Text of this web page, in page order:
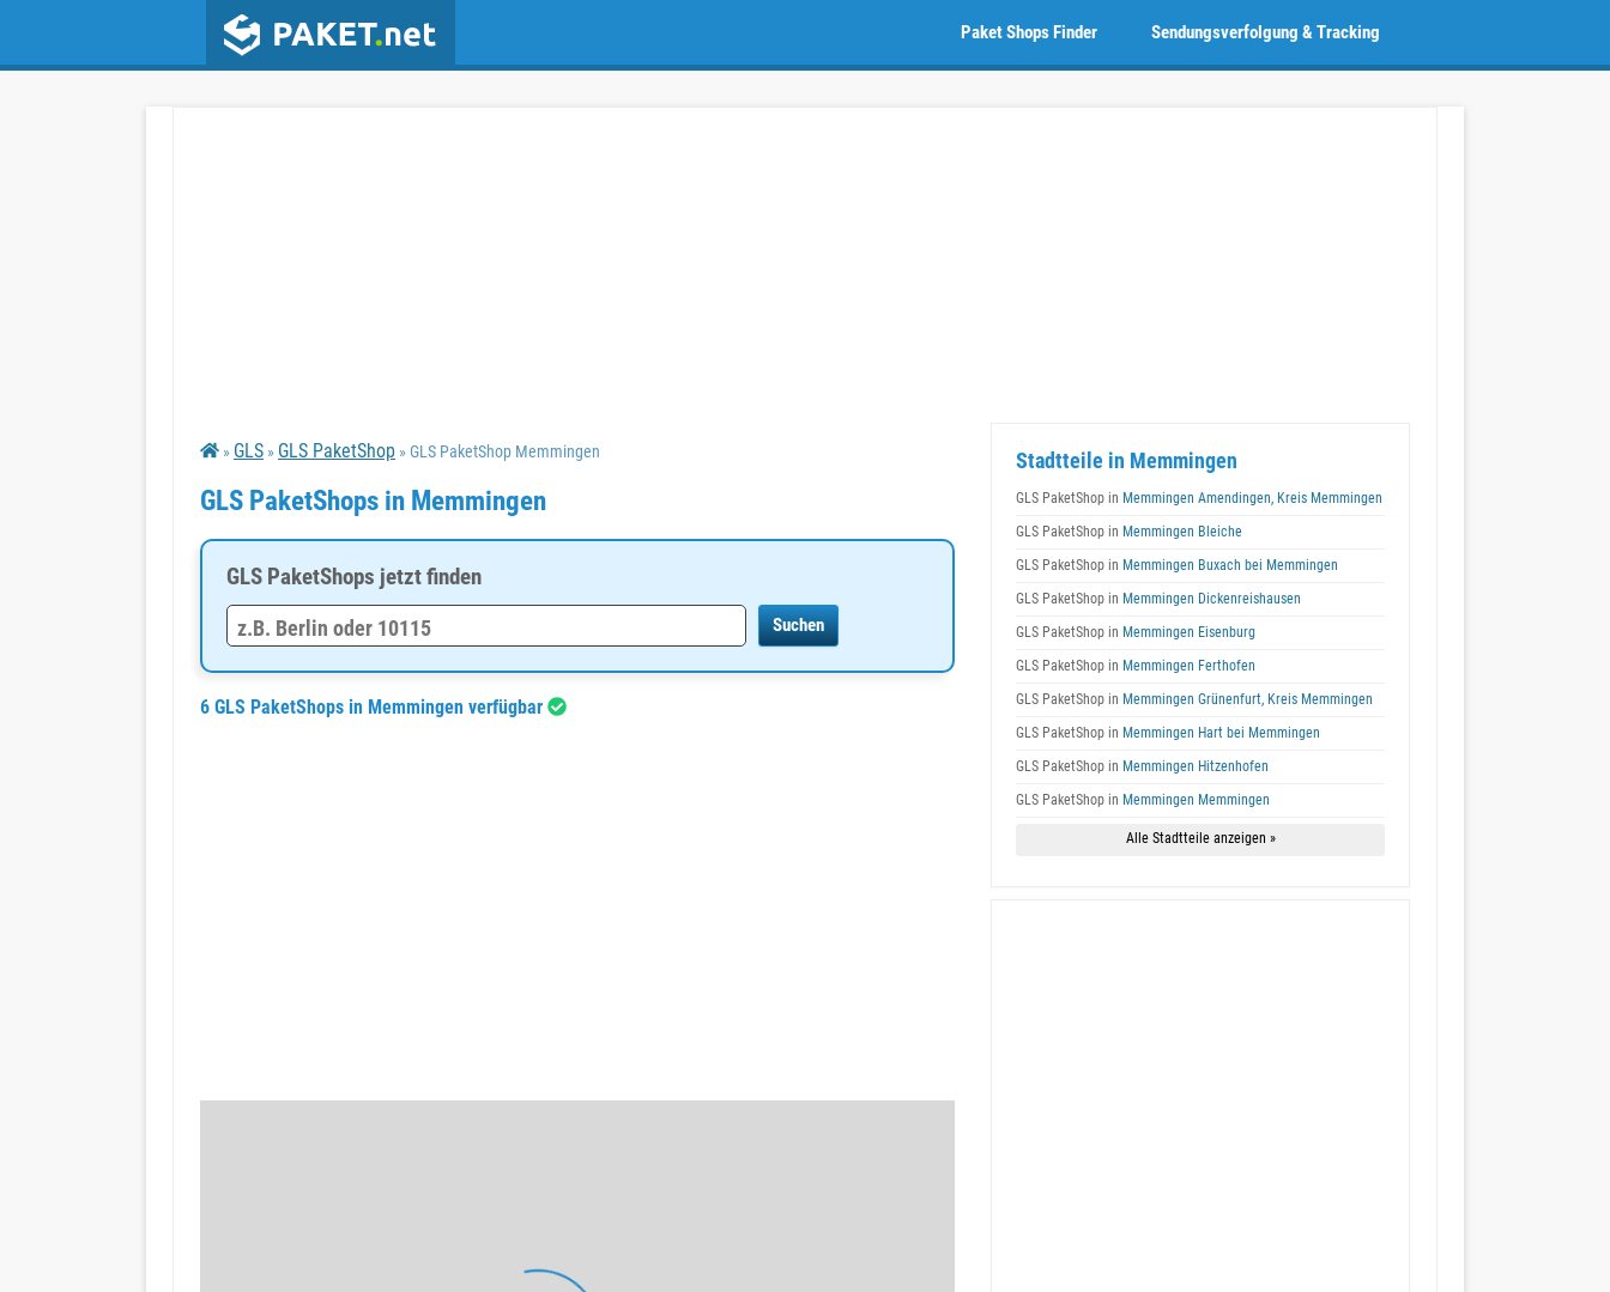
Sendungsverfolgung & Tracking
Paket Shops Finder
» GLS » GLS PaketShop » GLS PaketShop Memmingen
GLS PaketShops in Memmingen
GLS PaketShops jetzt finden
6 GLS PaketShops in Memmingen verfügbar
Stadtteile in Memmingen
GLS PaketShop in Memmingen Amendingen, Kreis Memmingen
GLS PaketShop in Memmingen Bleiche
GLS PaketShop in Memmingen Buxach bei Memmingen
GLS PaketShop in Memmingen Dickenreishausen
GLS PaketShop in Memmingen Eisenburg
GLS PaketShop in Memmingen Ferthofen
GLS PaketShop in Memmingen Grünenfurt, Kreis Memmingen
GLS PaketShop in Memmingen Hart bei Memmingen
GLS PaketShop in Memmingen Hitzenhofen
GLS PaketShop in Memmingen Memmingen
Alle Stadtteile anzeigen »